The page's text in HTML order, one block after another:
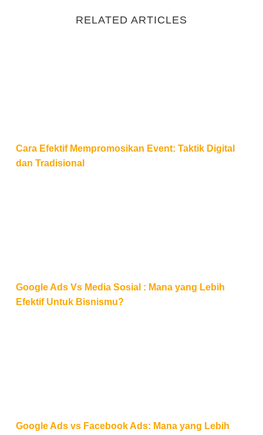
RELATED ARTICLES
Cara Efektif Mempromosikan Event: Taktik Digital
dan Tradisional
Google Ads Vs Media Sosial : Mana yang Lebih
Efektif Untuk Bisnismu?
Google Ads vs Facebook Ads: Mana yang Lebih